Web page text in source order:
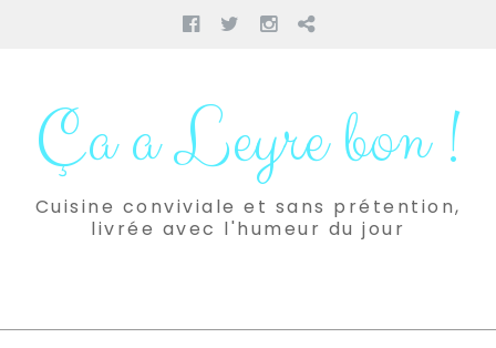
Facebook
TwitterInstagram
Pinterest
contenuÇa a Leyre bon !
Cuisine conviviale et sans prétention,
livrée avec l'humeur du jour